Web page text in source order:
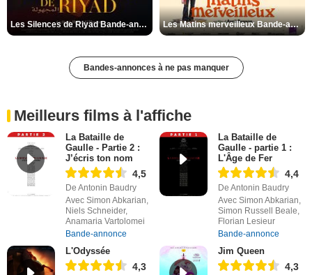
Les Silences de Riyad Bande-annonce VO STFR Les Matins merveilleux Bande-annonce VF
Bandes-annonces à ne pas manquer
Meilleurs films à l'affiche
La Bataille de
Gaulle - Partie 2 :
J’écris ton nom
4,5
De Antonin Baudry
Avec Simon Abkarian,
Niels Schneider,
Anamaria Vartolomei
Bande-annonce
La Bataille de
Gaulle - partie 1 :
L'Âge de Fer
4,4
De Antonin Baudry
Avec Simon Abkarian,
Simon Russell Beale,
Florian Lesieur
Bande-annonce
L'Odyssée
4,3
Jim Queen
4,3